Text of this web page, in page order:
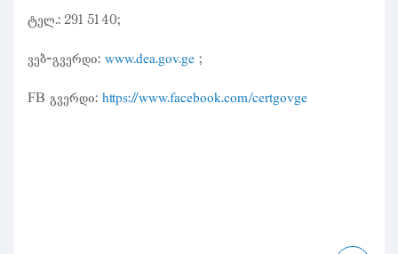
ტელ.: 291 51 40;
ვებ-გვერდი: www.dea.gov.ge ;
FB გვერდი: https://www.facebook.com/certgovge